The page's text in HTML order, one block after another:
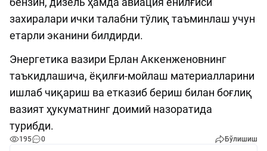
захиралари ички талабни тўлиқ таъминлаш учун
етарли эканини билдирди.
Энергетика вазири Ерлан Аккенженовнинг
таъкидлашича, ёқилғи-мойлаш материалларини
ишлаб чиқариш ва етказиб бериш билан боғлиқ
вазият ҳукуматнинг доимий назоратида
турибди.
195 0 Бўлишиш